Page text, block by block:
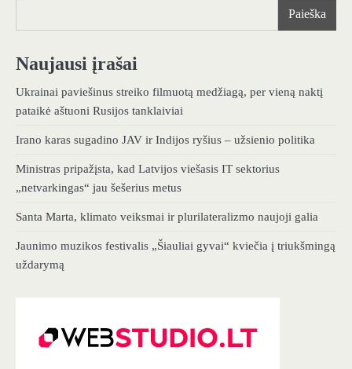
Paieška
Naujausi įrašai
Ukrainai paviešinus streiko filmuotą medžiagą, per vieną naktį
pataikė aštuoni Rusijos tanklaiviai
Irano karas sugadino JAV ir Indijos ryšius – užsienio politika
Ministras pripažįsta, kad Latvijos viešasis IT sektorius
„netvarkingas“ jau šešerius metus
Santa Marta, klimato veiksmai ir plurilateralizmo naujoji galia
Jaunimo muzikos festivalis „Šiauliai gyvai“ kviečia į triukšmingą
uždarymą